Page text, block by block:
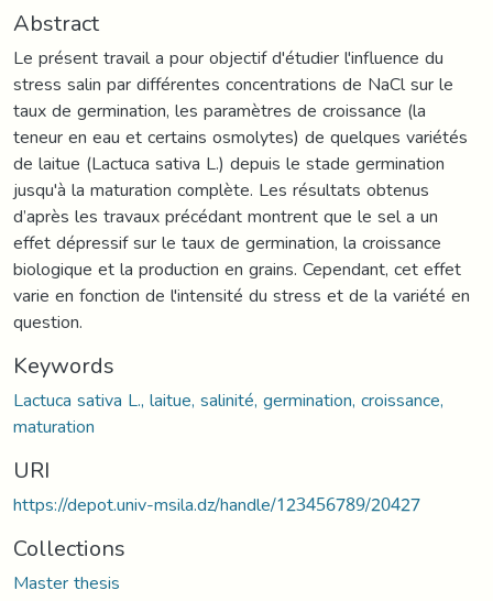
Abstract
Le présent travail a pour objectif d'étudier l'influence du
stress salin par différentes concentrations de NaCl sur le
taux de germination, les paramètres de croissance (la
teneur en eau et certains osmolytes) de quelques variétés
de laitue (Lactuca sativa L.) depuis le stade germination
jusqu'à la maturation complète. Les résultats obtenus
d’après les travaux précédant montrent que le sel a un
effet dépressif sur le taux de germination, la croissance
biologique et la production en grains. Cependant, cet effet
varie en fonction de l'intensité du stress et de la variété en
question.
Keywords
Lactuca sativa L., laitue, salinité, germination, croissance,
maturation
URI
https://depot.univ-msila.dz/handle/123456789/20427
Collections
Master thesis